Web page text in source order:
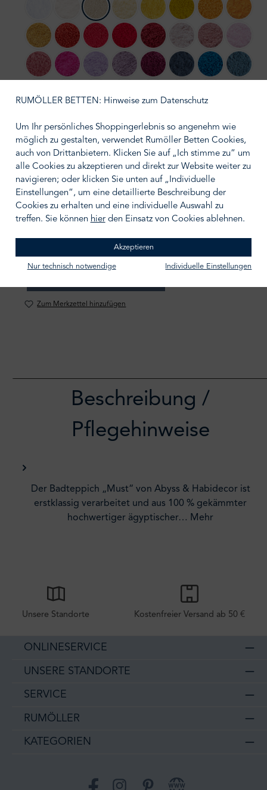
103 Ivory 101 Ecru 803 Popcorn830 Banane278 Yuzu 870 Curcuma
614
850 Safran638 Chili 579 Viva Magenta
564 Carmin578 Canyon518 Primrose515 Rosette
573 Flamingo570 Happy Pink
430 Lupin440 Orchid514 Baton Rouge
307 Denim336 Ocean
306
309 Atlantic314 Navy370 Turquoise332 Cadette Blue330 Powder Blue
364 Regatta
325 Dragonfly
320 Duck383 Zanzibar304 Marina210 Aqua165 Apple Green
205 Forest
280 Evergreen298 British Green
275 Khaki277 Laurel770 Linen714 Sand840 Gold
716 Croissant737 Caramel771 Funghi711 Taupe795 Mustang992 Platinum950 Cloud
Zum Merkzettel hinzufügen
Beschreibung /
Pflegehinweise
Der Badteppich „Must“ von Abyss & Habidecor ist
erstklassig verarbeitet und aus 100 % gekämmter
hochwertiger ägyptischer… Mehr
Unsere Standorte Kostenfreier Versand ab 50 €
ONLINESERVICE
UNSERE STANDORTE
SERVICE
RUMÖLLER
KATEGORIEN
RUMÖLLER BETTEN: Hinweise zum Datenschutz
Um Ihr persönliches Shoppingerlebnis so angenehm wie
möglich zu gestalten, verwendet Rumöller Betten Cookies,
auch von Drittanbietern. Klicken Sie auf „Ich stimme zu“ um
alle Cookies zu akzeptieren und direkt zur Website weiter zu
navigieren; oder klicken Sie unten auf „Individuelle
Einstellungen“, um eine detaillierte Beschreibung der
Cookies zu erhalten und eine individuelle Auswahl zu
treffen. Sie können hierden Einsatz von Cookies ablehnen.
Akzeptieren
Nur technisch notwendige Individuelle Einstellungen